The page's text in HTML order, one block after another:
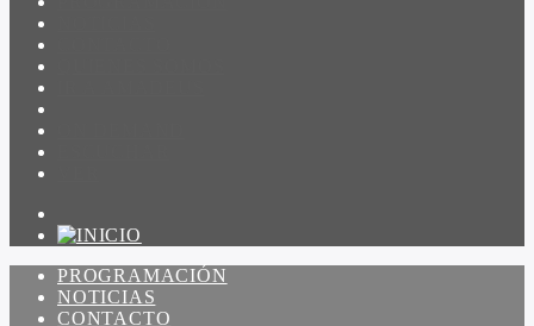
PROGRAMACIÓN
NOTICIAS
CONTACTO